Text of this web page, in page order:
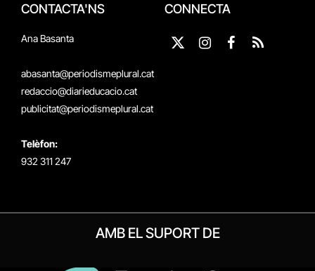
CONTACTA'NS
Ana Basanta
abasanta@periodismeplural.cat
redaccio@diarieducacio.cat
publicitat@periodismeplural.cat
Telèfon:
932 311 247
CONNECTA
X
Instagram
Facebook
RSS
AMB EL SUPORT DE